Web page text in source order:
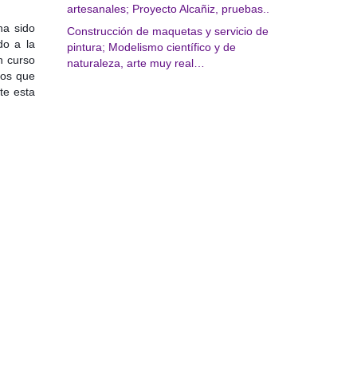
sido
a la
curso
que
esta
artesanales; Proyecto Alcañiz, pruebas..
Construcción de maquetas y servicio de
pintura; Modelismo científico y de
naturaleza, arte muy real…